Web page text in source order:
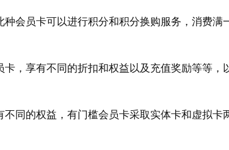
会员卡可以进行积分和积分换购服务，消费满
，享有不同的折扣和权益以及充值奖励等等，
同的权益，有门槛会员卡采取实体卡和虚拟卡